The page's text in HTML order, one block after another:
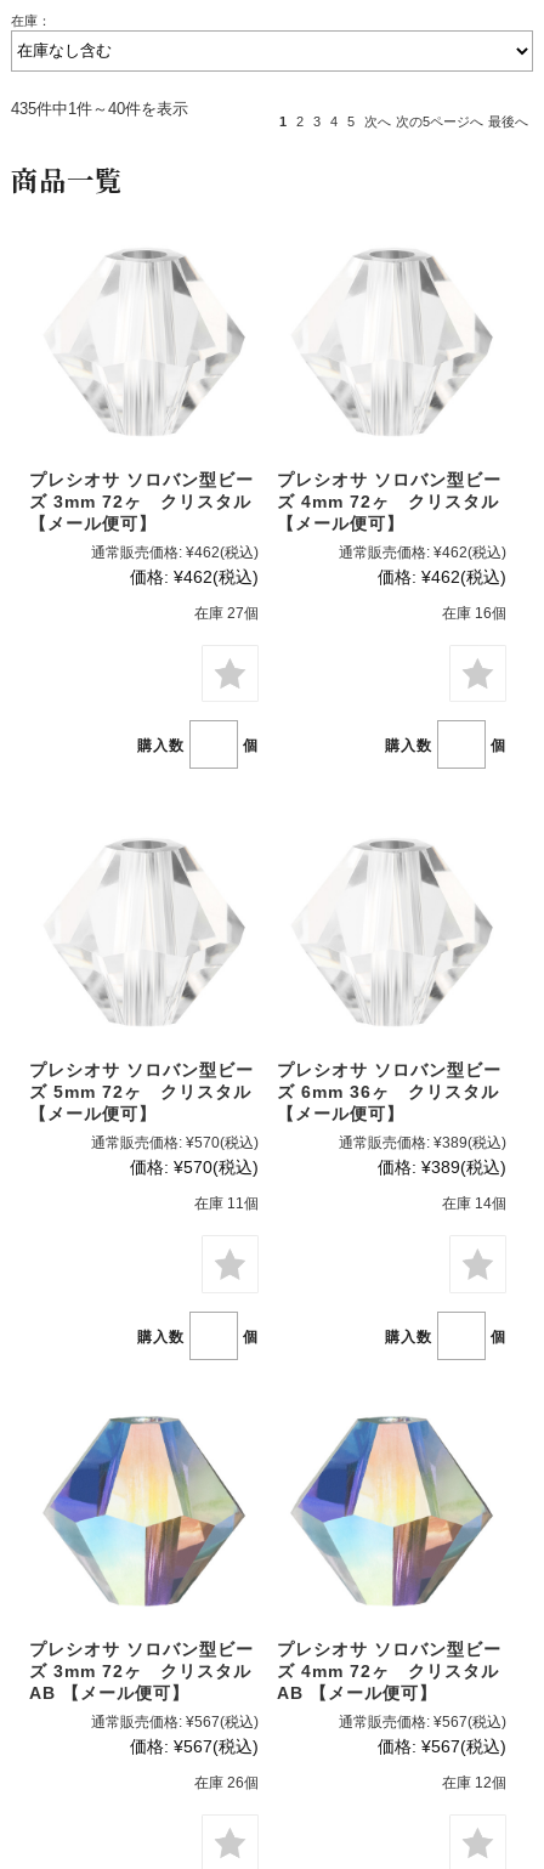
在庫：
435件中1件～40件を表示
1 2 3 4 5 次へ 次の5ページへ 最後へ
商品一覧
プレシオサ ソロバン型ビー
ズ 3mm 72ヶ クリスタル
【メール便可】
通常販売価格: ¥462(税込)
価格: ¥462(税込)
在庫 27個
購入数 個
プレシオサ ソロバン型ビー
ズ 4mm 72ヶ クリスタル
【メール便可】
通常販売価格: ¥462(税込)
価格: ¥462(税込)
在庫 16個
購入数 個
プレシオサ ソロバン型ビー
ズ 5mm 72ヶ クリスタル
【メール便可】
通常販売価格: ¥570(税込)
価格: ¥570(税込)
在庫 11個
購入数 個
プレシオサ ソロバン型ビー
ズ 6mm 36ヶ クリスタル
【メール便可】
通常販売価格: ¥389(税込)
価格: ¥389(税込)
在庫 14個
購入数 個
プレシオサ ソロバン型ビー
ズ 3mm 72ヶ クリスタル
AB 【メール便可】
通常販売価格: ¥567(税込)
価格: ¥567(税込)
在庫 26個
プレシオサ ソロバン型ビー
ズ 4mm 72ヶ クリスタル
AB 【メール便可】
通常販売価格: ¥567(税込)
価格: ¥567(税込)
在庫 12個